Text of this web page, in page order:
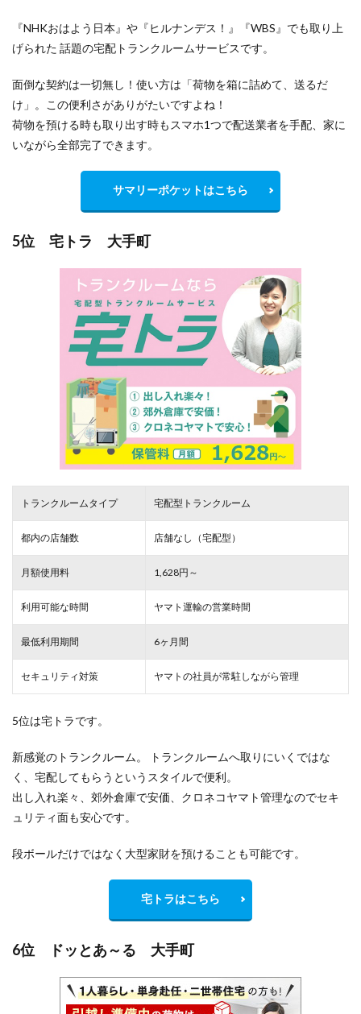
『NHKおはよう日本』や『ヒルナンデス！』『WBS』でも取り上
げられた 話題の宅配トランクルームサービスです。
面倒な契約は一切無し！使い方は「荷物を箱に詰めて、送るだ
け」。この便利さがありがたいですよね！
荷物を預ける時も取り出す時もスマホ1つで配送業者を手配、家に
いながら全部完了できます。
サマリーポケットはこちら
5位 宅トラ 大手町
トランクルームタイプ 宅配型トランクルーム
都内の店舗数 店舗なし（宅配型）
月額使用料 1,628円～
利用可能な時間 ヤマト運輸の営業時間
最低利用期間 6ヶ月間
セキュリティ対策 ヤマトの社員が常駐しながら管理
5位は宅トラです。
新感覚のトランクルーム。 トランクルームへ取りにいくではな
く、宅配してもらうというスタイルで便利。
出し入れ楽々、郊外倉庫で安価、クロネコヤマト管理なのでセキ
ュリティ面も安心です。
段ボールだけではなく大型家財を預けることも可能です。
宅トラはこちら
6位 ドッとあ～る 大手町